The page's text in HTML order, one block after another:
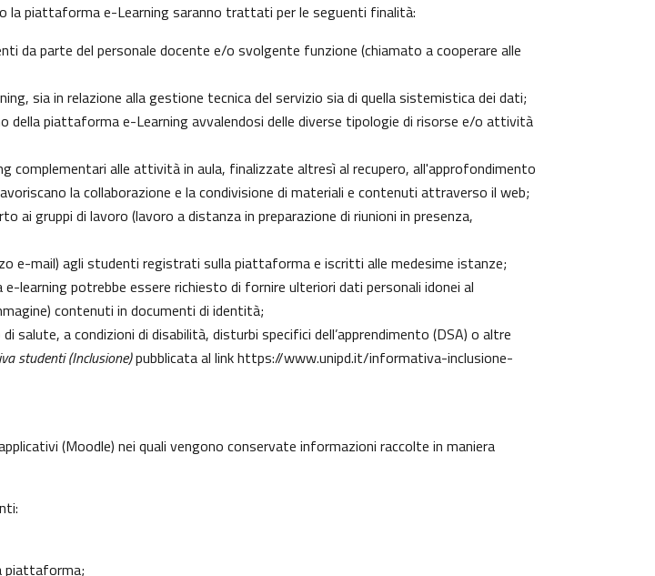
la piattaforma e-Learning saranno trattati per le seguenti finalità:
da parte del personale docente e/o svolgente funzione (chiamato a cooperare alle
sia in relazione alla gestione tecnica del servizio sia di quella sistemistica dei dati;
della piattaforma e-Learning avvalendosi delle diverse tipologie di risorse e/o attività
complementari alle attività in aula, finalizzate altresì al recupero, all'approfondimento
la collaborazione e la condivisione di materiali e contenuti attraverso il web;
ai gruppi di lavoro (lavoro a distanza in preparazione di riunioni in presenza,
e-mail) agli studenti registrati sulla piattaforma e iscritti alle medesime istanze;
learning potrebbe essere richiesto di fornire ulteriori dati personali idonei al
contenuti in documenti di identità;
a condizioni di disabilità, disturbi specifici dell’apprendimento (DSA) o altre
studenti (Inclusione)pubblicata al linkhttps://www.unipd.it/informativa-inclusione-
(Moodle) nei quali vengono conservate informazioni raccolte in maniera
piattaforma;